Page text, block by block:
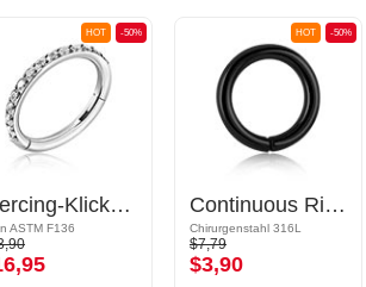
-50%
HOT
Piercing-Klicker (Titan, silber, glänzend) mit Kristallsteinchen
ASTM F136
-50%
HOT
Continuous Ring (Chirurgenstahl, schwarz, glänzend)
Chirurgenstahl 316L
$7,79
$3,90